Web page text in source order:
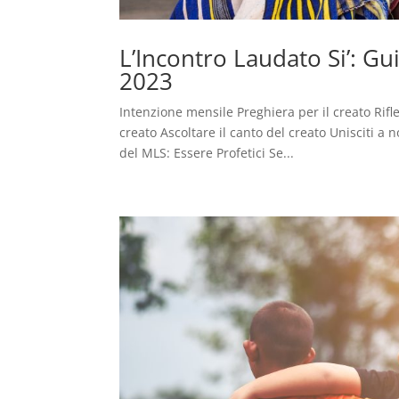
L’Incontro Laudato Si’:
2023
Intenzione mensile Preghiera per il creato
creato Ascoltare il canto del creato Unisciti a
del MLS: Essere Profetici Se...